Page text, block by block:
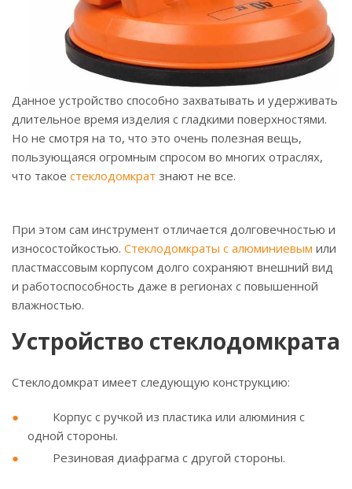
Данное устройство способно захватывать и удерживать
длительное время изделия с гладкими поверхностями.
Но не смотря на то, что это очень полезная вещь,
пользующаяся огромным спросом во многих отраслях,
что такое стеклодомкрат знают не все.
При этом сам инструмент отличается долговечностью и
износостойкостью. Стеклодомкраты с алюминиевым или
пластмассовым корпусом долго сохраняют внешний вид
и работоспособность даже в регионах с повышенной
влажностью.
Устройство стеклодомкрата
Стеклодомкрат имеет следующую конструкцию:
Корпус с ручкой из пластика или алюминия с
одной стороны.
Резиновая диафрагма с другой стороны.